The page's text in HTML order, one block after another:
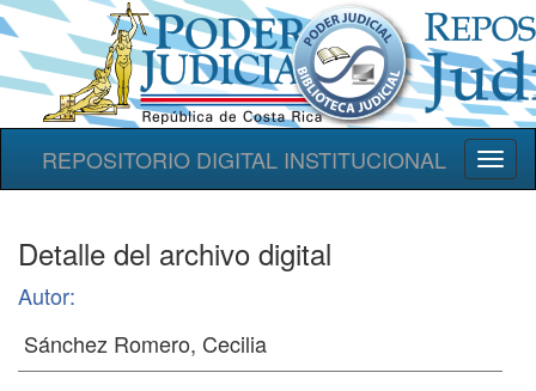
REPOSITORIO DIGITAL INSTITUCIONAL
Detalle del archivo digital
Autor: